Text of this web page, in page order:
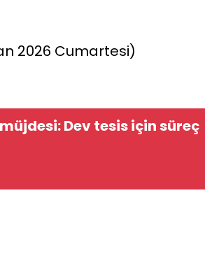
2026 Cumartesi)
Dev tesis için süreç